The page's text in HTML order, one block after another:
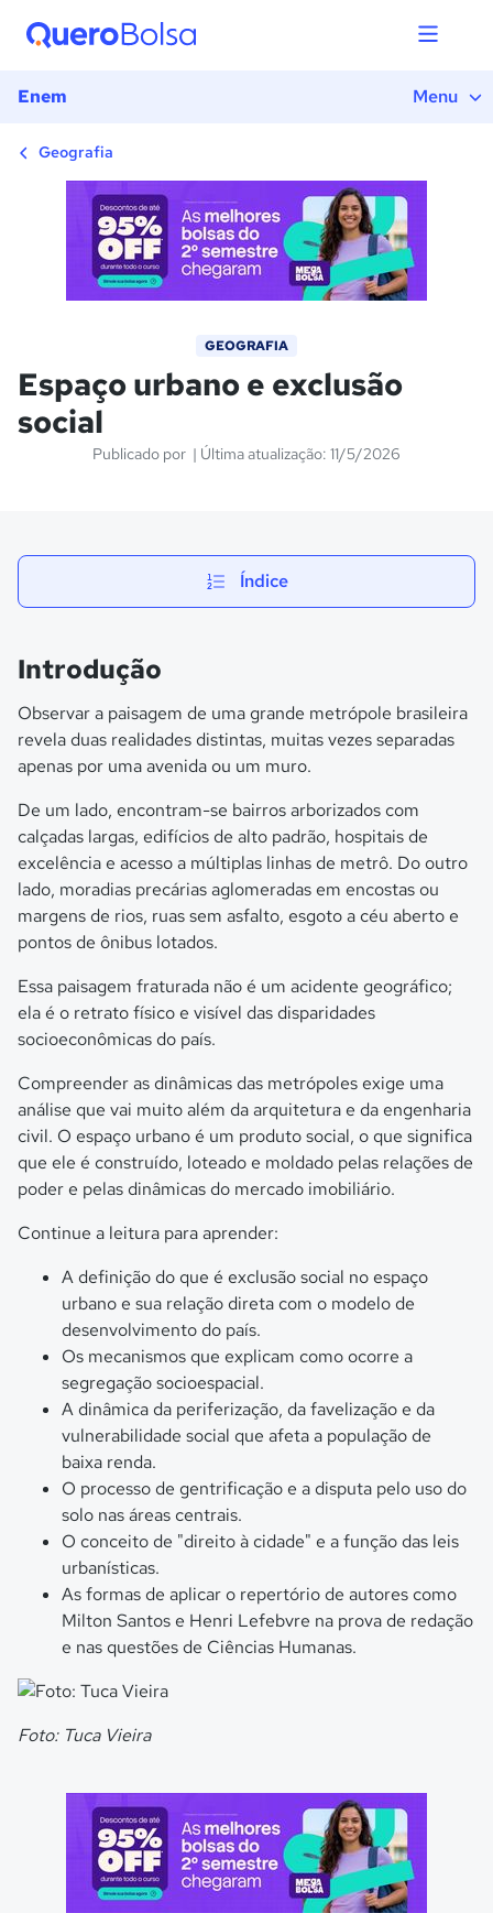
Enem Menu
Geografia
GEOGRAFIA
Espaço urbano e exclusão
social
Publicado por | Última atualização: 11/5/2026
Índice
1) Introdução
espaço urbano
periferização
4) Gentrificação e a disputa territorial nas
metrópoles
5) Conclusão
6) Exercícios
Introdução
Observar a paisagem de uma grande metrópole brasileira
revela duas realidades distintas, muitas vezes separadas
apenas por uma avenida ou um muro.
De um lado, encontram-se bairros arborizados com
calçadas largas, edifícios de alto padrão, hospitais de
excelência e acesso a múltiplas linhas de metrô. Do outro
lado, moradias precárias aglomeradas em encostas ou
margens de rios, ruas sem asfalto, esgoto a céu aberto e
pontos de ônibus lotados.
Essa paisagem fraturada não é um acidente geográfico;
ela é o retrato físico e visível das disparidades
socioeconômicas do país.
Compreender as dinâmicas das metrópoles exige uma
análise que vai muito além da arquitetura e da engenharia
civil. O espaço urbano é um produto social, o que significa
que ele é construído, loteado e moldado pelas relações de
poder e pelas dinâmicas do mercado imobiliário.
Continue a leitura para aprender:
A definição do que é exclusão social no espaço
urbano e sua relação direta com o modelo de
desenvolvimento do país.
Os mecanismos que explicam como ocorre a
segregação socioespacial.
A dinâmica da periferização, da favelização e da
vulnerabilidade social que afeta a população de
baixa renda.
O processo de gentrificação e a disputa pelo uso do
solo nas áreas centrais.
O conceito de "direito à cidade" e a função das leis
urbanísticas.
As formas de aplicar o repertório de autores como
Milton Santos e Henri Lefebvre na prova de redação
e nas questões de Ciências Humanas.
Foto: Tuca Vieira